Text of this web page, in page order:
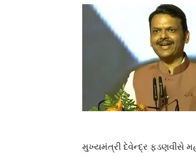
મુખ્યમંત્રી દેવેન્દ્ર ફડણવીસે